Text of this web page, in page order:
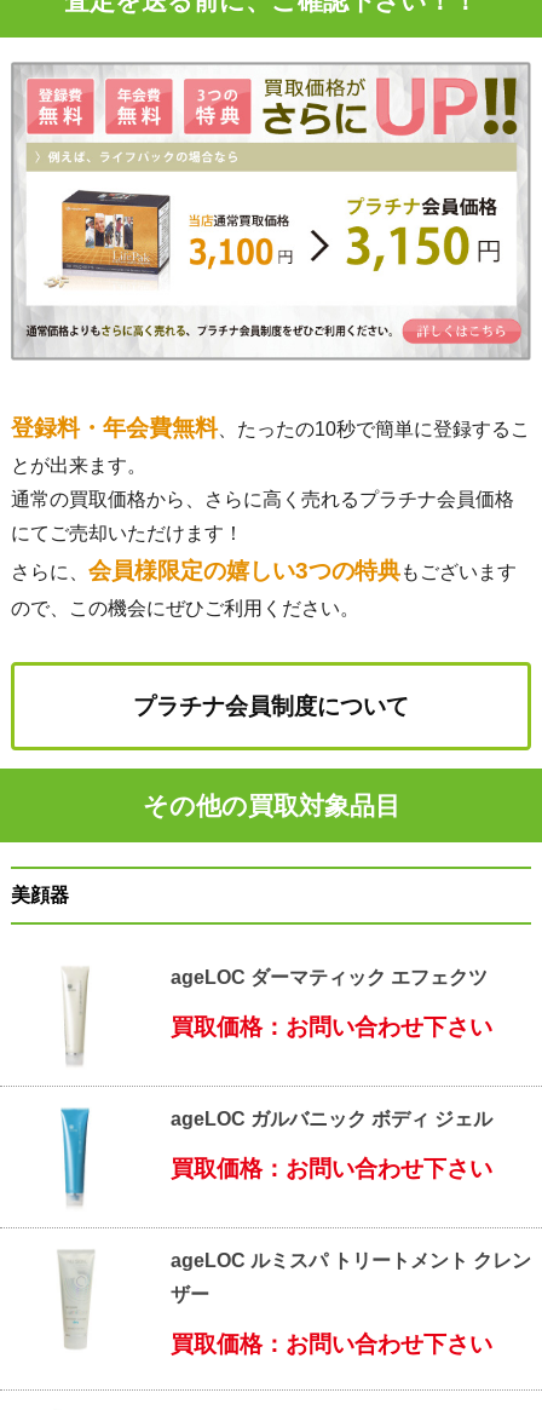
登録料・年会費無料、たったの10秒で簡単に登録するこ
とが出来ます。
通常の買取価格から、さらに高く売れるプラチナ会員価格
にてご売却いただけます！
さらに、 会員様限定の嬉しい3つの特典もございます
ので、この機会にぜひご利用ください。
プラチナ会員制度について
その他の買取対象品目
美顔器
ageLOC ダーマティック エフェクツ
買取価格：お問い合わせ下さい
ageLOC ガルバニック ボディ ジェル
買取価格：お問い合わせ下さい
ageLOC ルミスパ トリートメント クレン
ザー
買取価格：お問い合わせ下さい